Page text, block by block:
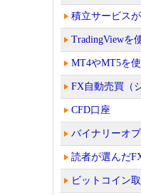
積立サービス
TradingViewを
MT4やMT5を
FX自動売買（
CFD口座
バイナリーオ
読者が選んだ
ビットコイン